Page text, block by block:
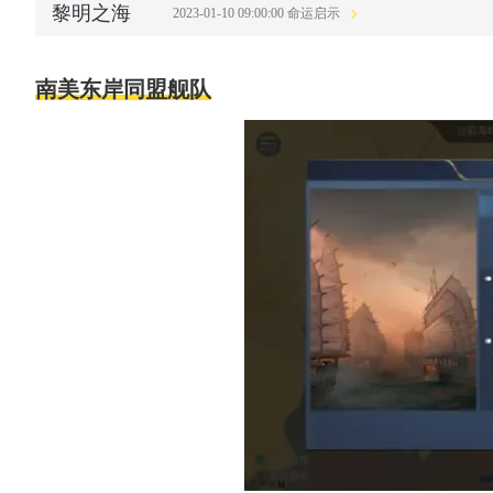
黎明之海 2023-01-10 09:00:00 命运启示
南美东岸同盟舰队